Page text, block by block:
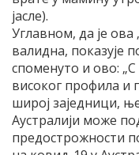
јасле).
Углавном, да је ова
валидна, показује
споменуто и ово:
високог профила и
широј заједници,
Аустралији може
предострожности